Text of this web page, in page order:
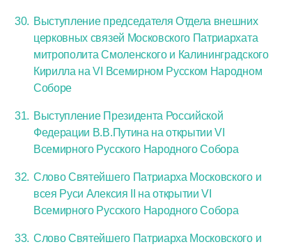
Выступление председателя Отдела внешних
церковных связей Московского Патриархата
митрополита Смоленского и Калининградского
Кирилла на VI Всемирном Русском Народном
Соборе
Выступление Президента Российской
Федерации В.В.Путина на открытии VI
Всемирного Русского Народного Собора
Слово Святейшего Патриарха Московского и
всея Руси Алексия II на открытии VI
Всемирного Русского Народного Собора
Слово Святейшего Патриарха Московского и